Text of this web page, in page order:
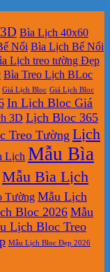
Bìa Lịch 40x60
Nổi Bìa Lịch Bế Nổi
Lịch treo tường Đẹp
Bìa Treo Lịch BLoc
Giá Lịch Bloc Giá Lịch Bloc
In Lịch Bloc Giá
3D Lịch Bloc 365
Treo Tường Lịch
Lịch Mẫu Bìa
Mẫu Bìa Lịch
Tường Mẫu Lịch
Bloc 2026Mẫu
Lịch Bloc Treo
Mẫu Lịch Bloc Đẹp 2026